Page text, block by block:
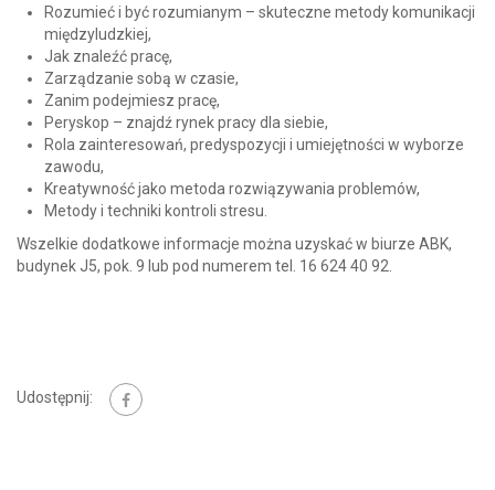
Rozumieć i być rozumianym – skuteczne metody komunikacji
międzyludzkiej,
Jak znaleźć pracę,
Zarządzanie sobą w czasie,
Zanim podejmiesz pracę,
Peryskop – znajdź rynek pracy dla siebie,
Rola zainteresowań, predyspozycji i umiejętności w wyborze
zawodu,
Kreatywność jako metoda rozwiązywania problemów,
Metody i techniki kontroli stresu.
Wszelkie dodatkowe informacje można uzyskać w biurze ABK,
budynek J5, pok. 9 lub pod numerem tel. 16 624 40 92.
Udostępnij: